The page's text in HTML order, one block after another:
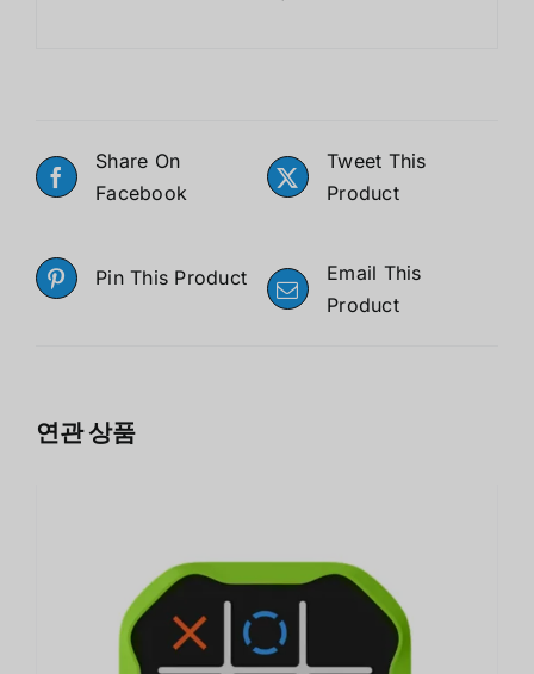
Share On
Facebook
Tweet This
Product
Pin This Product
Email This
Product
연관 상품